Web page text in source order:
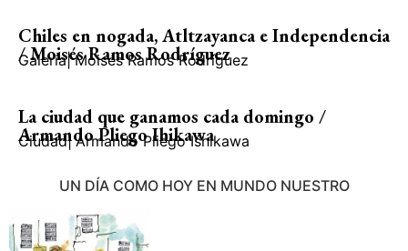
Chiles en nogada, Atltzayanca e Independencia
/ Moisés Ramos Rodríguez
Galería| Moisés Ramos Rodríguez
La ciudad que ganamos cada domingo /
Armando Pliego Ihikawa
Ciudad| Armando Pliego Ishikawa
UN DÍA COMO HOY EN MUNDO NUESTRO